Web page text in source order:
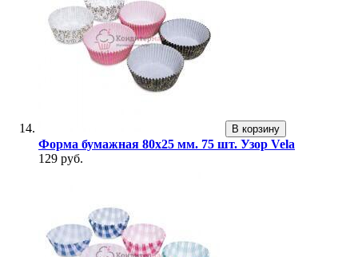
В корзину
Форма бумажная 80х25 мм. 75 шт. Узор Vela
129 руб.